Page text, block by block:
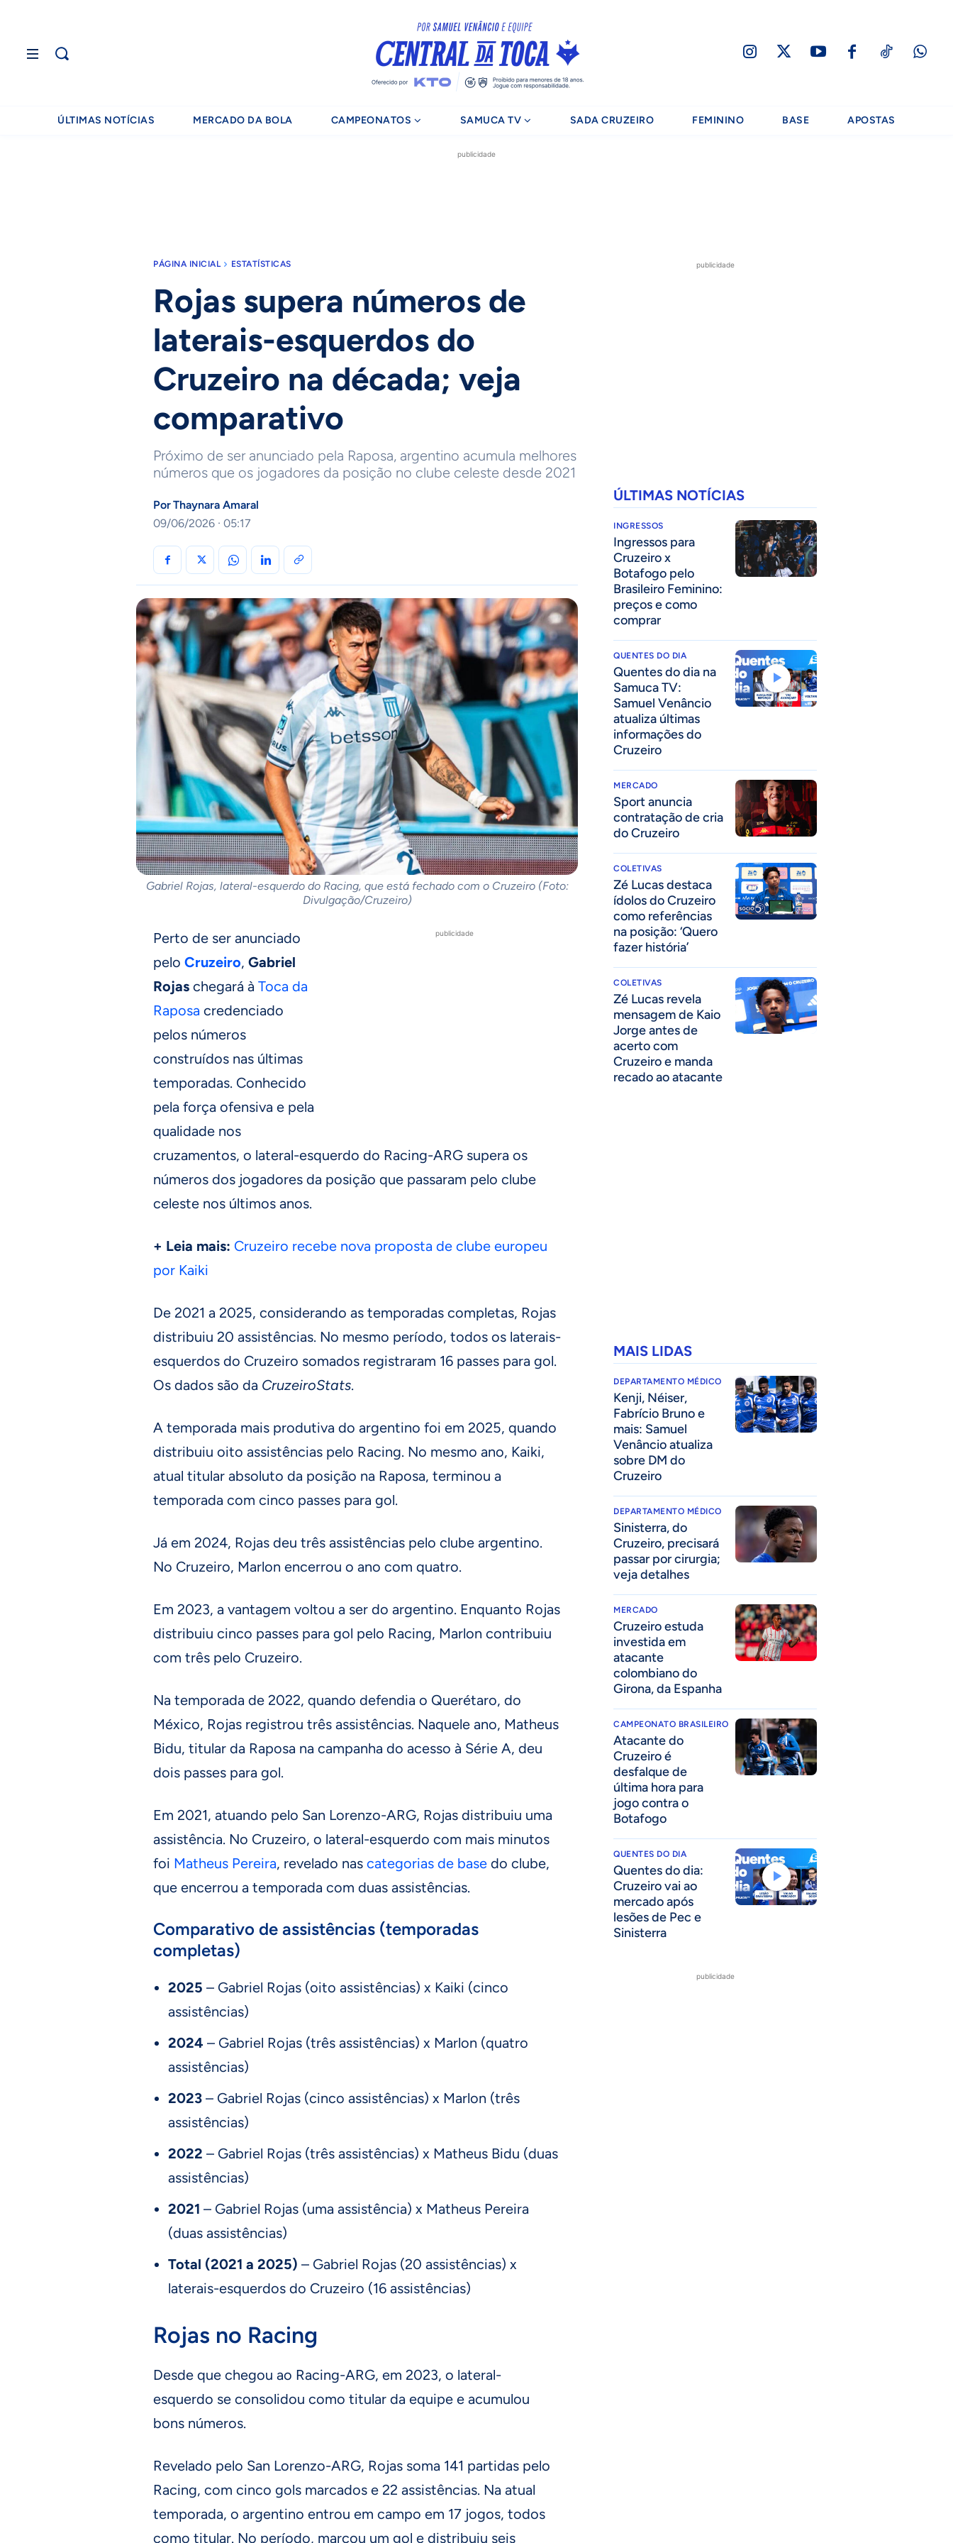
ÚLTIMAS NOTÍCIAS MERCADO DA BOLA CAMPEONATOS SAMUCA TV SADA CRUZEIRO FEMININO BASE APOSTAS
publicidade
PÁGINA INICIAL ESTATÍSTICAS
Rojas supera números de
laterais-esquerdos do
Cruzeiro na década; veja
comparativo
Próximo de ser anunciado pela Raposa, argentino acumula melhores
números que os jogadores da posição no clube celeste desde 2021
PorThaynara Amaral
09/06/2026 · 05:17
Gabriel Rojas, lateral-esquerdo do Racing, que está fechado com o Cruzeiro (Foto:
Divulgação/Cruzeiro)
publicidade
Perto de ser anunciado
pelo Cruzeiro, Gabriel
Rojas chegará à Toca da
Raposa credenciado
pelos números
construídos nas últimas
temporadas. Conhecido
pela força ofensiva e pela
qualidade nos
cruzamentos, o lateral-esquerdo do Racing-ARG supera os
números dos jogadores da posição que passaram pelo clube
celeste nos últimos anos.
+ Leia mais: Cruzeiro recebe nova proposta de clube europeu
por Kaiki
De 2021 a 2025, considerando as temporadas completas, Rojas
distribuiu 20 assistências. No mesmo período, todos os laterais-
esquerdos do Cruzeiro somados registraram 16 passes para gol.
Os dados são da CruzeiroStats.
A temporada mais produtiva do argentino foi em 2025, quando
distribuiu oito assistências pelo Racing. No mesmo ano, Kaiki,
atual titular absoluto da posição na Raposa, terminou a
temporada com cinco passes para gol.
Já em 2024, Rojas deu três assistências pelo clube argentino.
No Cruzeiro, Marlon encerrou o ano com quatro.
Em 2023, a vantagem voltou a ser do argentino. Enquanto Rojas
distribuiu cinco passes para gol pelo Racing, Marlon contribuiu
com três pelo Cruzeiro.
Na temporada de 2022, quando defendia o Querétaro, do
México, Rojas registrou três assistências. Naquele ano, Matheus
Bidu, titular da Raposa na campanha do acesso à Série A, deu
dois passes para gol.
Em 2021, atuando pelo San Lorenzo-ARG, Rojas distribuiu uma
assistência. No Cruzeiro, o lateral-esquerdo com mais minutos
foi Matheus Pereira, revelado nas categorias de base do clube,
que encerrou a temporada com duas assistências.
Comparativo de assistências (temporadas
completas)
2025 – Gabriel Rojas (oito assistências) x Kaiki (cinco
assistências)
2024 – Gabriel Rojas (três assistências) x Marlon (quatro
assistências)
2023 – Gabriel Rojas (cinco assistências) x Marlon (três
assistências)
2022 – Gabriel Rojas (três assistências) x Matheus Bidu (duas
assistências)
2021 – Gabriel Rojas (uma assistência) x Matheus Pereira
(duas assistências)
Total (2021 a 2025) – Gabriel Rojas (20 assistências) x
laterais-esquerdos do Cruzeiro (16 assistências)
Rojas no Racing
Desde que chegou ao Racing-ARG, em 2023, o lateral-
esquerdo se consolidou como titular da equipe e acumulou
bons números.
Revelado pelo San Lorenzo-ARG, Rojas soma 141 partidas pelo
Racing, com cinco gols marcados e 22 assistências. Na atual
temporada, o argentino entrou em campo em 17 jogos, todos
como titular. No período, marcou um gol e distribuiu seis
publicidade
ÚLTIMAS NOTÍCIAS
INGRESSOS
Ingressos para
Cruzeiro x
Botafogo pelo
Brasileiro Feminino:
preços e como
comprar
QUENTES DO DIA
Quentes do dia na
Samuca TV:
Samuel Venâncio
atualiza últimas
informações do
Cruzeiro
MERCADO
Sport anuncia
contratação de cria
do Cruzeiro
COLETIVAS
Zé Lucas destaca
ídolos do Cruzeiro
como referências
na posição: ‘Quero
fazer história’
COLETIVAS
Zé Lucas revela
mensagem de Kaio
Jorge antes de
acerto com
Cruzeiro e manda
recado ao atacante
MAIS LIDAS
DEPARTAMENTO MÉDICO
Kenji, Néiser,
Fabrício Bruno e
mais: Samuel
Venâncio atualiza
sobre DM do
Cruzeiro
DEPARTAMENTO MÉDICO
Sinisterra, do
Cruzeiro, precisará
passar por cirurgia;
veja detalhes
MERCADO
Cruzeiro estuda
investida em
atacante
colombiano do
Girona, da Espanha
CAMPEONATO BRASILEIRO
Atacante do
Cruzeiro é
desfalque de
última hora para
jogo contra o
Botafogo
QUENTES DO DIA
Quentes do dia:
Cruzeiro vai ao
mercado após
lesões de Pec e
Sinisterra
publicidade